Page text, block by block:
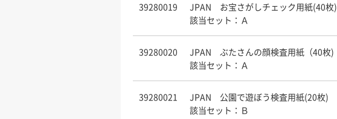
39280019
JPAN お宝さがしチェック用紙(40枚)
該当セット：Ａ
39280020
JPAN ぶたさんの顔検査用紙（40枚)
該当セット：Ａ
39280021
JPAN 公園で遊ぼう検査用紙(20枚)
該当セット：Ｂ